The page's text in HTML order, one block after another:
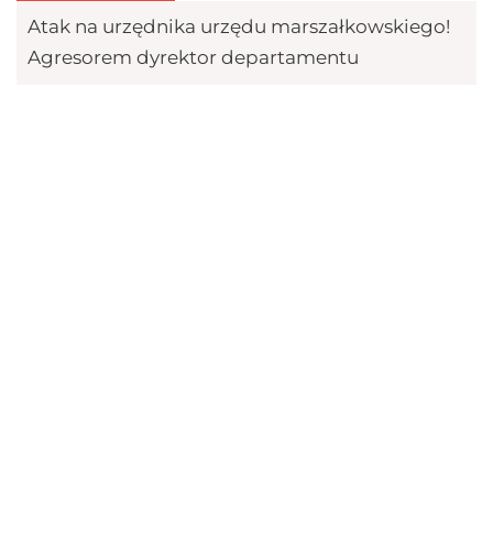
W Słubicach rozpoczął się proces Roberta
Bąkiewicza